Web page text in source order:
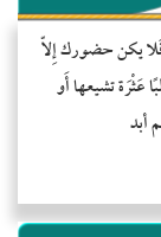
يكن حضورك إِلاّ
عَثْرَة تشيعها أَو
أبد